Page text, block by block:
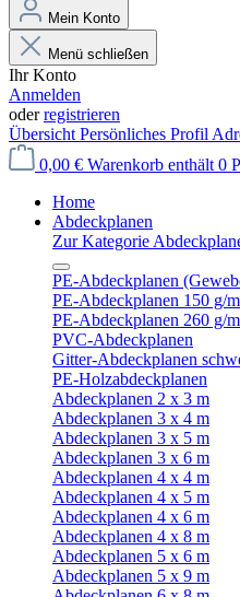
Mein Konto
Menü schließen
Ihr Konto
Anmelden
oderregistrieren
Übersicht Persönliches Profil
0,00 € Warenkorb enthält 0
Home
Abdeckplanen
Zur Kategorie
PE-Abdeckplanen
PE-Abdeckplanen 150 g/
PE-Abdeckplanen 260 g/
PVC-Abdeckplanen
Gitter-Abdeckplanen
PE-Holzabdeckplanen
Abdeckplanen 2 x 3 m
Abdeckplanen 3 x 4 m
Abdeckplanen 3 x 5 m
Abdeckplanen 3 x 6 m
Abdeckplanen 4 x 4 m
Abdeckplanen 4 x 5 m
Abdeckplanen 4 x 6 m
Abdeckplanen 4 x 8 m
Abdeckplanen 5 x 6 m
Abdeckplanen 5 x 9 m